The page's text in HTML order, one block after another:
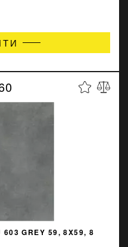
GREY 59, 8X59, 8